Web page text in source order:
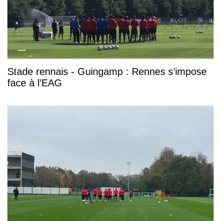
Stade rennais - Guingamp : Rennes s’impose
face à l’EAG